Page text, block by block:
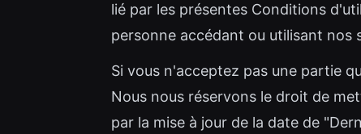
lié par les présentes Conditions
personne accédant ou utilisant nos
Si vous n'acceptez pas une partie
Nous nous réservons le droit de
par la mise à jour de la date de